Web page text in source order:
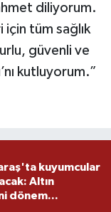
diliyorum.
tüm sağlık
güvenli ve
kutluyorum.”
kuyumcular
Altın
dönem...